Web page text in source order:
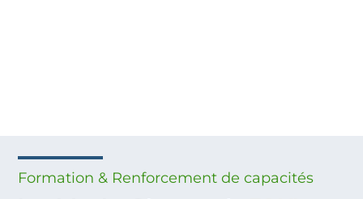
Formation & Renforcementde capacités